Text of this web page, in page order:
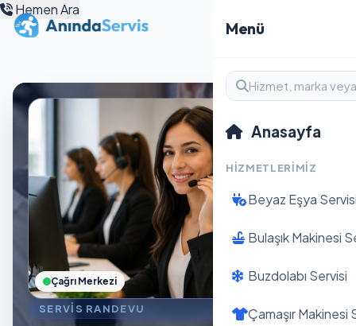
Menü
Anasayfa
HIZMETLERIMIZ
Beyaz Eşya
Bulaşık Makinesi
Buzdolabı Servisi
Çamaşır Makinesi
Hemen Ara
SERVIS RANDEVU
Çağrı Merkezi